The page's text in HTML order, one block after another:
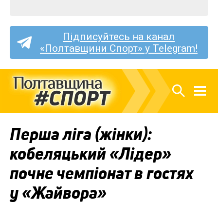
Підписуйтесь на канал
«Полтавщини Спорт» у Telegram!
Перша ліга (жінки):
кобеляцький «Лідер»
почне чемпіонат в гостях
у «Жайвора»